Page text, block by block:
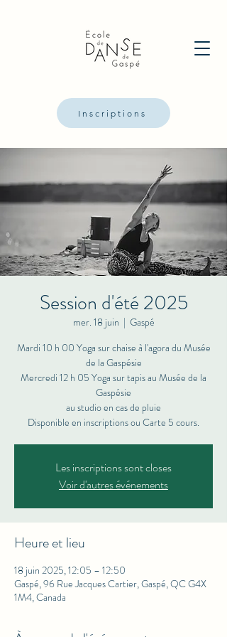
Inscriptions
Session d'été 2025
mer. 18 juin
  |
Gaspé
Mardi 10 h 00 Yoga sur chaise à l'agora du Musée
de la Gaspésie
Mercredi 12 h 05 Yoga sur tapis au Musée de la
Gaspésie
au studio en cas de pluie
Les inscriptions sont closes
Voir d'autres événements
Heure et lieu
18 juin 2025, 12:05 – 12:50
Gaspé, 96 Rue Jacques Cartier, Gaspé, QC G4X
1M4, Canada